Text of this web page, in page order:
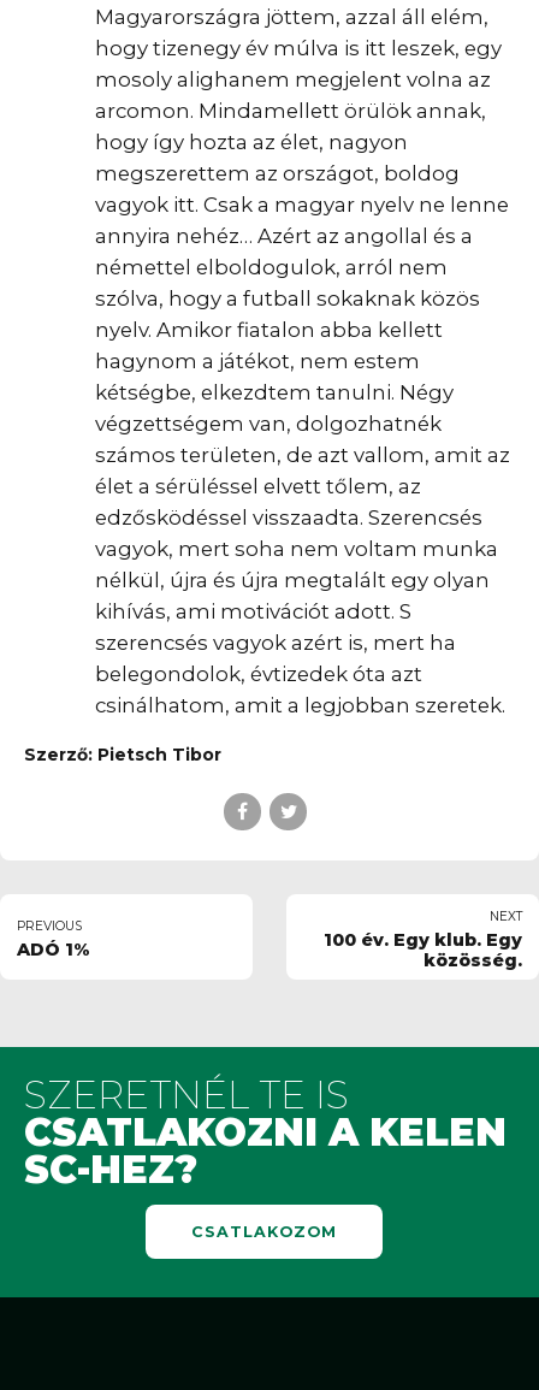
Magyarországra jöttem, azzal áll elém,
hogy tizenegy év múlva is itt leszek, egy
mosoly alighanem megjelent volna az
arcomon. Mindamellett örülök annak,
hogy így hozta az élet, nagyon
megszerettem az országot, boldog
vagyok itt. Csak a magyar nyelv ne lenne
annyira nehéz… Azért az angollal és a
némettel elboldogulok, arról nem
szólva, hogy a futball sokaknak közös
nyelv. Amikor fiatalon abba kellett
hagynom a játékot, nem estem
kétségbe, elkezdtem tanulni. Négy
végzettségem van, dolgozhatnék
számos területen, de azt vallom, amit az
élet a sérüléssel elvett tőlem, az
edzősködéssel visszaadta. Szerencsés
vagyok, mert soha nem voltam munka
nélkül, újra és újra megtalált egy olyan
kihívás, ami motivációt adott. S
szerencsés vagyok azért is, mert ha
belegondolok, évtizedek óta azt
csinálhatom, amit a legjobban szeretek.
Szerző: Pietsch Tibor
PREVIOUS
ADÓ 1%
NEXT
100 év. Egy klub. Egy
közösség.
SZERETNÉL TE IS
CSATLAKOZNI A KELEN
SC-HEZ?
CSATLAKOZOM